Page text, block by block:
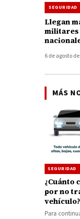
SEGURIDAD
Llegan
militares
6 de agosto
MÁS
SEGURIDAD
¿Cuánto
por no
vehículo?
Para